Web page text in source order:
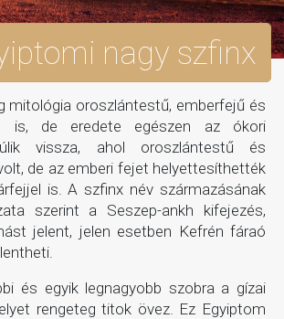
nagy szfinx
mitológia oroszlántestű, emberfejű és
is, de eredete egészen az ókori
vissza, ahol oroszlántestű és
de az emberi fejet helyettesíthették
is. A szfinx név származásának
szerint a Seszep-ankh kifejezés,
jelent, jelen esetben Kefrén fáraó
és egyik legnagyobb szobra a gízai
rengeteg titok övez. Ez Egyiptom